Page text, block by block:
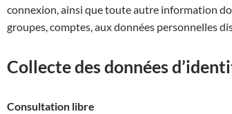
connexion, ainsi que toute autre information
groupes, comptes, aux données personnelles
Collecte des données
Consultation libre